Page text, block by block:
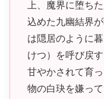
上、魔界に堕ち
込めた九幽結界
は隠居のように
けつ）を呼び戻
甘やかされて育
物の白玦を嫌っ